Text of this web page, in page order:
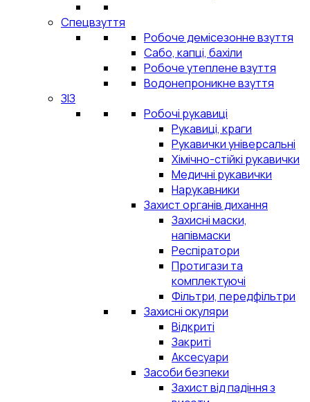
Спецвзуття
Робоче демісезонне взуття
Сабо, капці, бахіли
Робоче утеплене взуття
Водонепроникне взуття
ЗІЗ
Робочі рукавиці
Рукавиці, краги
Рукавички універсальні
Хімічно-стійкі рукавички
Медичні рукавички
Нарукавники
Захист органів дихання
Захисні маски,
напівмаски
Респіратори
Протигази та
комплектуючі
Фільтри, передфільтри
Захисні окуляри
Відкриті
Закриті
Аксесуари
Засоби безпеки
Захист від падіння з